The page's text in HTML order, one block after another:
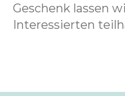
Geschenk lassen
Interessierten